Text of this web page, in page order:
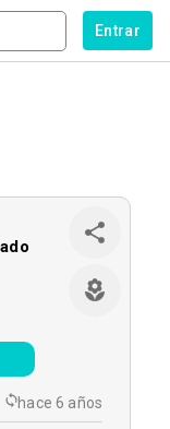
Entrar
hace 6 años